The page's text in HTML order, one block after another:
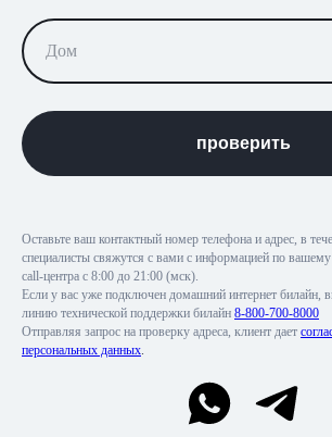
проверить
Оставьте ваш контактный номер телефона и адрес, в
специалисты свяжутся с вами с информацией по
call-центра с 8:00 до 21:00 (мск).
Если у вас уже подключен домашний интернет билайн,
линию технической поддержки билайн 8-800-700-8000
Отправляя запрос на проверку адреса, клиент дает
персональных данных.